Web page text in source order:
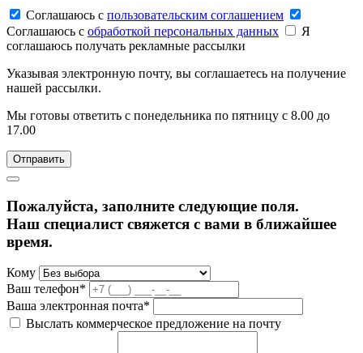
Соглашаюсь c пользовательским соглашением
Соглашаюсь c обработкой персональных данных
Я
соглашаюсь получать рекламные рассылки
Указывая электронную почту, вы соглашаетесь на получение
нашей рассылки.
Мы готовы ответить с понедельника по пятницу с 8.00 до
17.00
Пожалуйста, заполните следующие поля.
Наш специалист свяжется с вами в ближайшее
время.
Кому
Ваш телефон*
Ваша электронная почта*
Выслать коммерческое предложение на почту